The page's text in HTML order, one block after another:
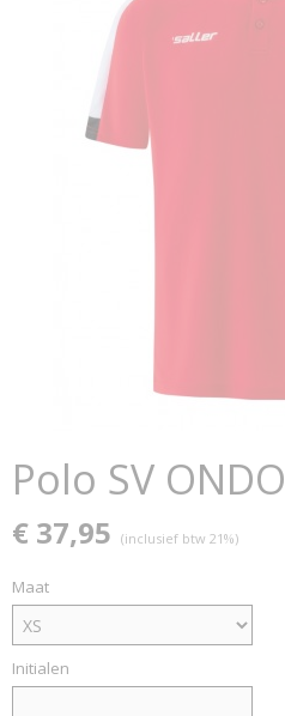
Polo SV ONDO
€ 37,95 (inclusief btw 21%)
Maat
Initialen